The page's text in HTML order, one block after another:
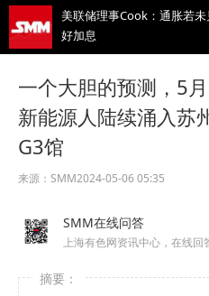
美联储理事Cook：通胀若
好加息
整治计量乱象
SpaceX暴跌13%拖累科技
回调 黄金飙涨4% 原油冲高回
掌上有色
一个大胆的预测，5
新能源人陆续涌入苏
G3馆
来源： SMM2024-05-06 05:35
SMM在线问答